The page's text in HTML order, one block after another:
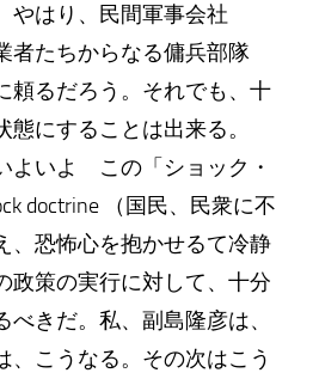
やはり、民間軍事会社
たちからなる傭兵部隊
頼るだろう。それでも、十
にすることは出来る。
よいよ この「ショック・
doctrine （国民、民衆に不
、恐怖心を抱かせるて冷静
政策の実行に対して、十分
きだ。私、副島隆彦は、
、こうなる。その次はこう